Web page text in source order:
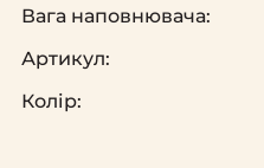
Вага наповнювача:
Артикул:
Колір: